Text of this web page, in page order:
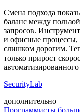
Смена подхода
баланс между
запросов.
и офисные процессы,
слишком дорогим.
только прирост
SecurityLab
дополнительно
Программисты